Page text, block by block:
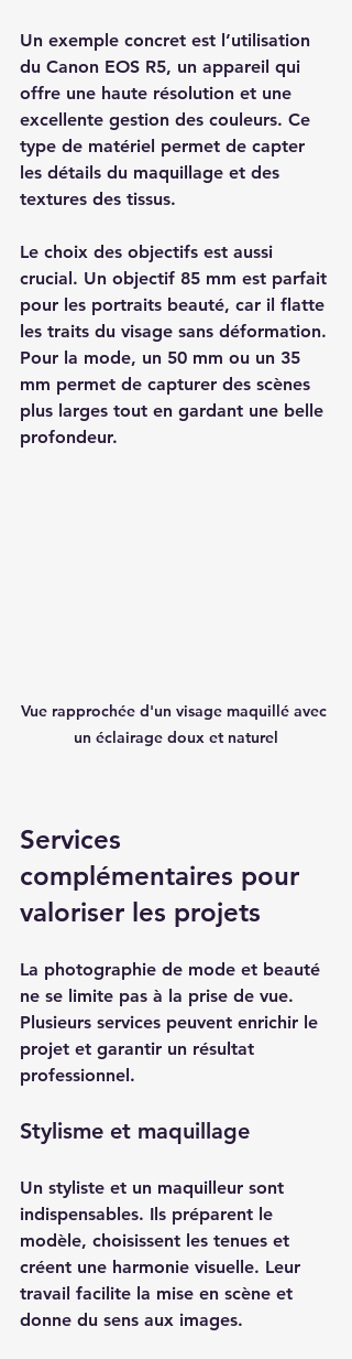
Un exemple concret est l’utilisation
du Canon EOS R5, un appareil qui
offre une haute résolution et une
excellente gestion des couleurs. Ce
type de matériel permet de capter
les détails du maquillage et des
textures des tissus.
Le choix des objectifs est aussi
crucial. Un objectif 85 mm est parfait
pour les portraits beauté, car il flatte
les traits du visage sans déformation.
Pour la mode, un 50 mm ou un 35
mm permet de capturer des scènes
plus larges tout en gardant une belle
profondeur.
Vue rapprochée d'un visage maquillé avec
un éclairage doux et naturel
Services
complémentaires pour
valoriser les projets
La photographie de mode et beauté
ne se limite pas à la prise de vue.
Plusieurs services peuvent enrichir le
projet et garantir un résultat
professionnel.
Stylisme et maquillage
Un styliste et un maquilleur sont
indispensables. Ils préparent le
modèle, choisissent les tenues et
créent une harmonie visuelle. Leur
travail facilite la mise en scène et
donne du sens aux images.